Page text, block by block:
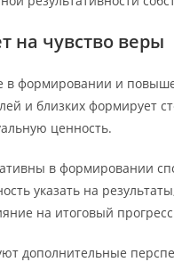
на чувство веры
в формировании и
и близких формирует
ценность.
в формировании
указать на
на итоговый
дополнительные